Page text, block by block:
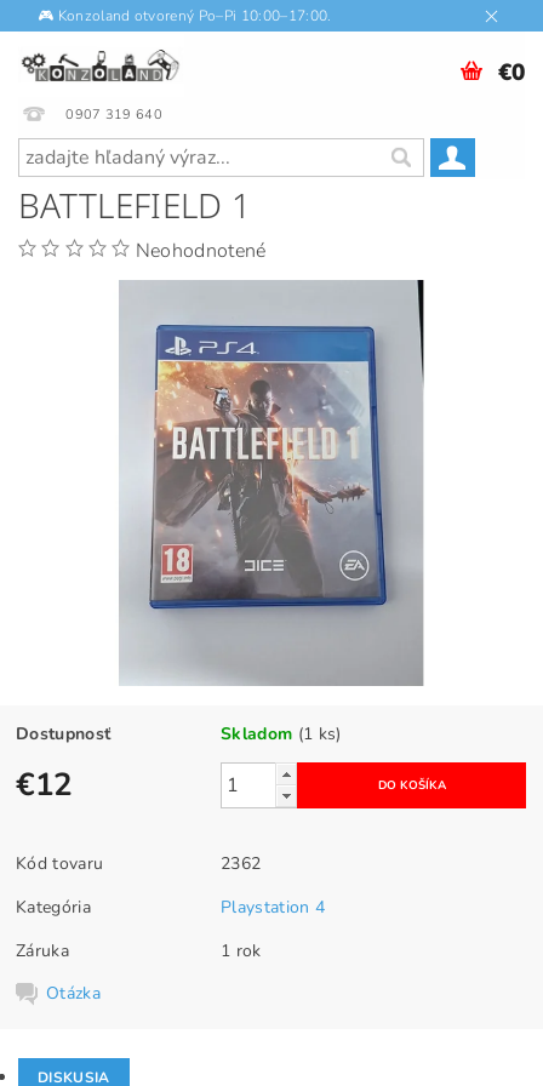
🎮 Konzoland otvorený Po–Pi 10:00–17:00.
0907 319 640
€0
BATTLEFIELD 1
Neohodnotené
Dostupnosť Skladom (1 ks)
€12
Kód tovaru
2362
Kategória
Playstation 4
Záruka
1 rok
Otázka
DISKUSIA